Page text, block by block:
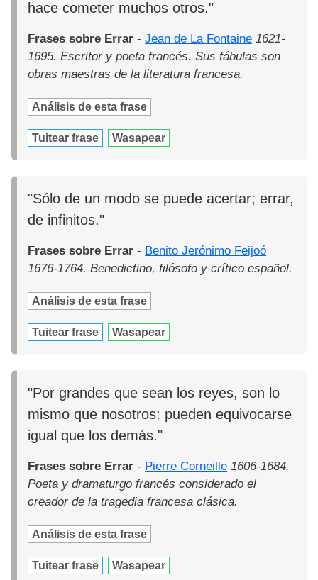
hace cometer muchos otros."
Frases sobre Errar -Jean de La Fontaine 1621-
1695. Escritor y poeta francés. Sus fábulas son
obras maestras de la literatura francesa.
Análisis de esta frase
Tuitear frase Wasapear
"Sólo de un modo se puede acertar; errar,
de infinitos."
Frases sobre Errar - Benito Jerónimo Feijoó
1676-1764. Benedictino, filósofo y crítico español.
Análisis de esta frase
Tuitear frase Wasapear
"Por grandes que sean los reyes, son lo
mismo que nosotros: pueden equivocarse
igual que los demás."
Frases sobre Errar - Pierre Corneille 1606-1684.
Poeta y dramaturgo francés considerado el
creador de la tragedia francesa clásica.
Análisis de esta frase
Tuitear frase Wasapear